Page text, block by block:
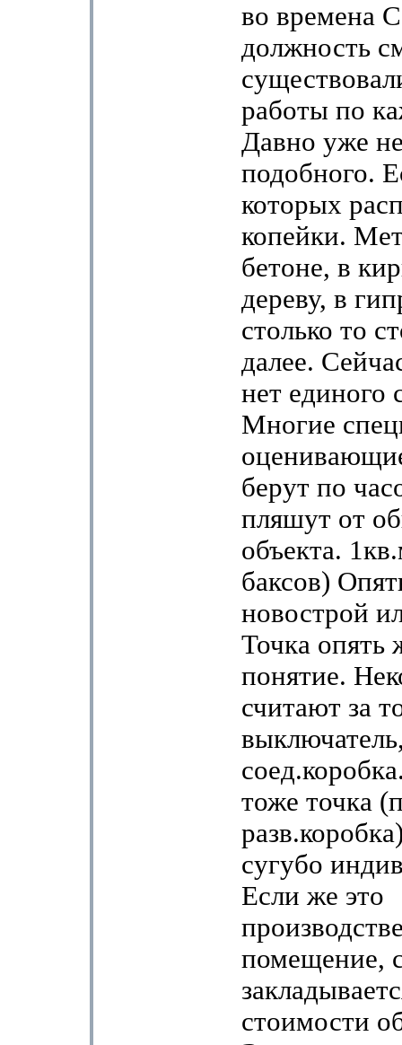
во времена
должность
работы по
Давно уже
подобного.
которых
копейки.
бетоне, в
дереву, в
столько то
далее.
нет единого
Многие
берут по
пляшут от
объекта.
баксов)
новострой
Точка опять
понятие.
считают за
тоже точка
сугубо
Если же это
помещение,
стоимости